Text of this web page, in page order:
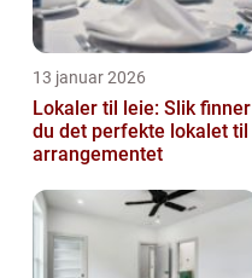
13 januar 2026
Lokaler til leie: Slik finner
du det perfekte lokalet til
arrangementet